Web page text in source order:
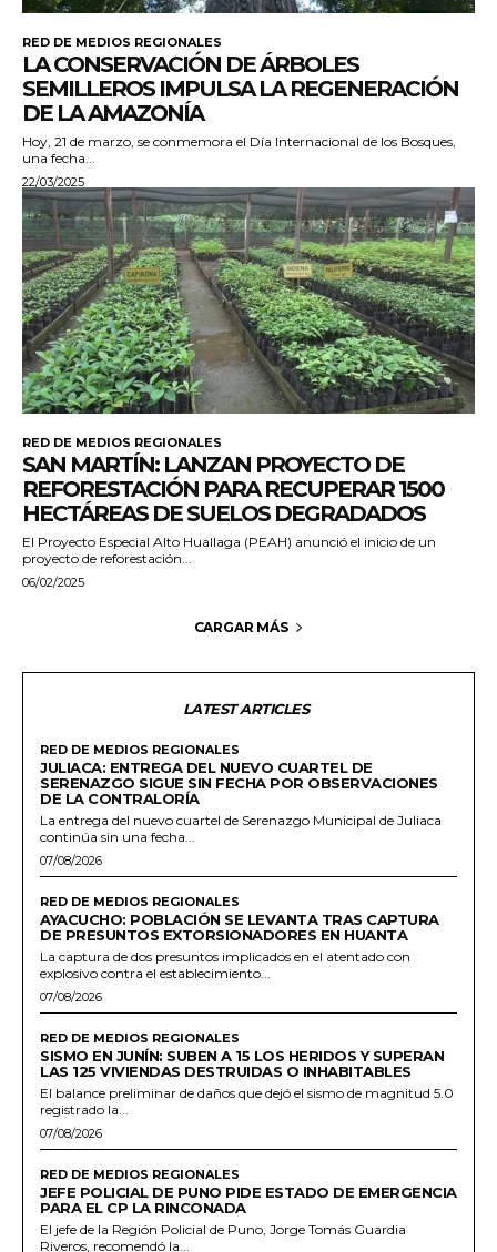
RED DE MEDIOS REGIONALES
LA CONSERVACIÓN DE ÁRBOLES
SEMILLEROS IMPULSA LA REGENERACIÓN
DE LA AMAZONÍA
Hoy, 21 de marzo, se conmemora el Día Internacional de los Bosques,
una fecha...
22/03/2025
RED DE MEDIOS REGIONALES
SAN MARTÍN: LANZAN PROYECTO DE
REFORESTACIÓN PARA RECUPERAR 1500
HECTÁREAS DE SUELOS DEGRADADOS
El Proyecto Especial Alto Huallaga (PEAH) anunció el inicio de un
proyecto de reforestación...
06/02/2025
CARGAR MÁS
LATEST ARTICLES
RED DE MEDIOS REGIONALES
JULIACA: ENTREGA DEL NUEVO CUARTEL DE
SERENAZGO SIGUE SIN FECHA POR OBSERVACIONES
DE LA CONTRALORÍA
La entrega del nuevo cuartel de Serenazgo Municipal de Juliaca
continúa sin una fecha...
07/08/2026
RED DE MEDIOS REGIONALES
AYACUCHO: POBLACIÓN SE LEVANTA TRAS CAPTURA
DE PRESUNTOS EXTORSIONADORES EN HUANTA
La captura de dos presuntos implicados en el atentado con
explosivo contra el establecimiento...
07/08/2026
RED DE MEDIOS REGIONALES
SISMO EN JUNÍN: SUBEN A 15 LOS HERIDOS Y SUPERAN
LAS 125 VIVIENDAS DESTRUIDAS O INHABITABLES
El balance preliminar de daños que dejó el sismo de magnitud 5.0
registrado la...
07/08/2026
RED DE MEDIOS REGIONALES
JEFE POLICIAL DE PUNO PIDE ESTADO DE EMERGENCIA
PARA EL CP LA RINCONADA
El jefe de la Región Policial de Puno, Jorge Tomás Guardia
Riveros, recomendó la...